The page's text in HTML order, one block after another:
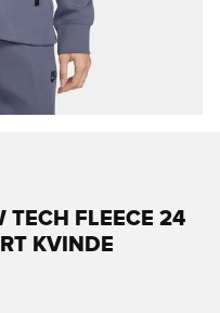
FLEECE 24
KVINDE